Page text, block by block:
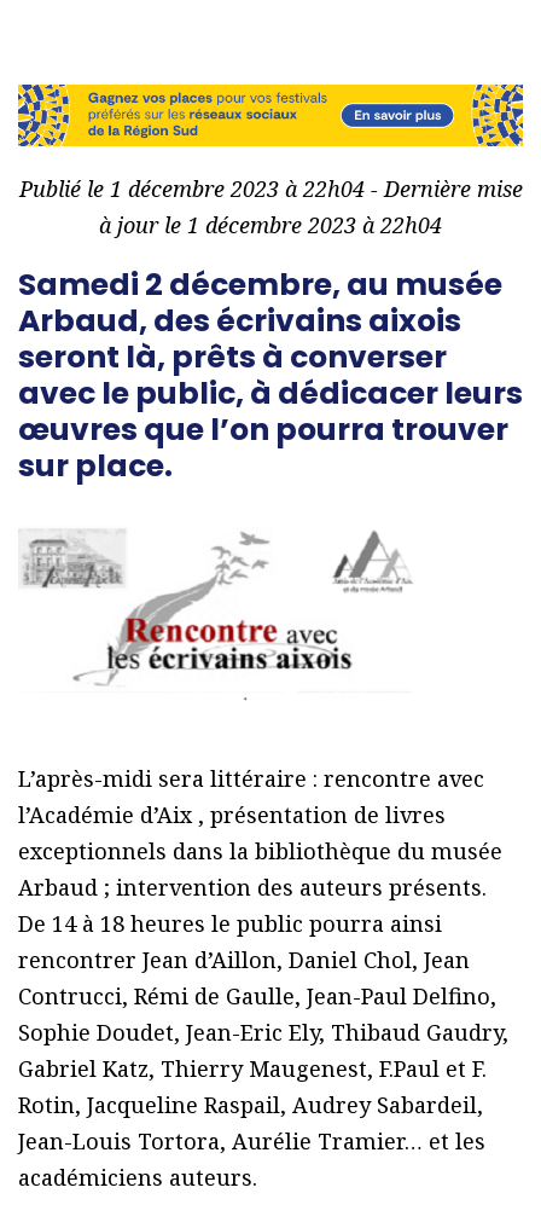
Publié le 1 décembre 2023 à 22h04 - Dernière mise
à jour le 1 décembre 2023 à 22h04
Samedi 2 décembre, au musée
Arbaud, des écrivains aixois
seront là, prêts à converser
avec le public, à dédicacer leurs
œuvres que l’on pourra trouver
sur place.
L’après-midi sera littéraire : rencontre avec
l’Académie d’Aix , présentation de livres
exceptionnels dans la bibliothèque du musée
Arbaud ; intervention des auteurs présents.
De 14 à 18 heures le public pourra ainsi
rencontrer Jean d’Aillon, Daniel Chol, Jean
Contrucci, Rémi de Gaulle, Jean-Paul Delfino,
Sophie Doudet, Jean-Eric Ely, Thibaud Gaudry,
Gabriel Katz, Thierry Maugenest, F.Paul et F.
Rotin, Jacqueline Raspail, Audrey Sabardeil,
Jean-Louis Tortora, Aurélie Tramier… et les
académiciens auteurs.